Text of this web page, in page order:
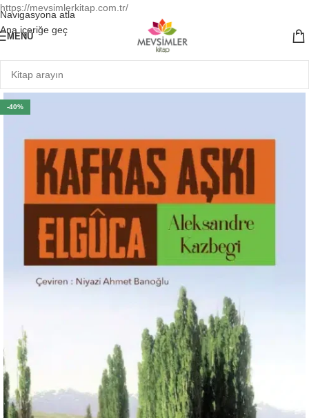
https://mevsimlerkitap.com.tr/
Navigasyona atla
Ana içeriğe geç
MENÜ
-40%